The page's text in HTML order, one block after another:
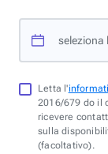
seleziona
Letta l'
2016/679 do il
ricevere
sulla
(facoltativo).